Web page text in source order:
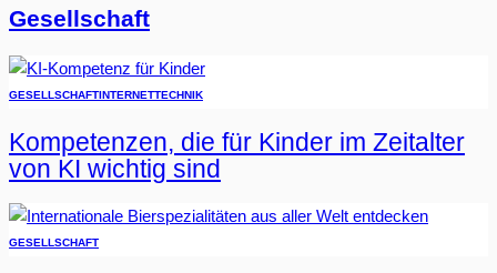
Gesellschaft
GESELLSCHAFTINTERNETTECHNIK
Kompetenzen, die für Kinder im Zeitalter
von KI wichtig sind
GESELLSCHAFT